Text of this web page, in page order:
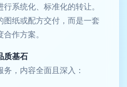
系统化、标准化的转让。
图纸或配方交付，而是一套
作方案。
质基石
，内容全面且深入：